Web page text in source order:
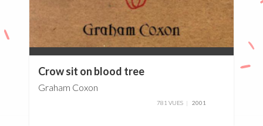
Crow sit on blood tree
Graham Coxon
781 VUES 2001